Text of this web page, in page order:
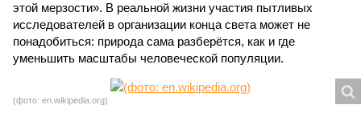
этой мерзости». В реальной жизни участия пытливых
исследователей в организации конца света может не
понадобиться: природа сама разберётся, как и где
уменьшить масштабы человеческой популяции.
(фото: en.wikipedia.org)